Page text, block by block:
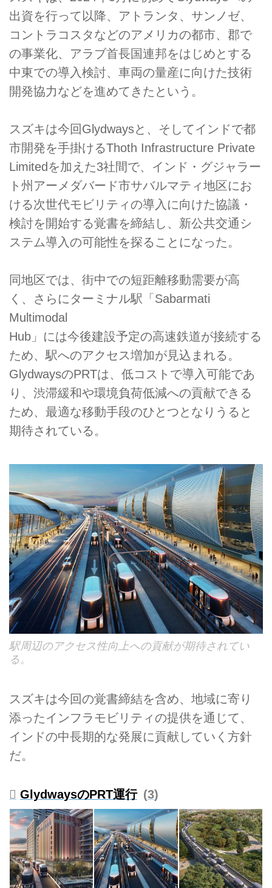
出資を行って以降、アトランタ、サンノゼ、
コントラコスタなどのアメリカの都市、郡で
の事業化、アラブ首長国連邦をはじめとする
中東での導入検討、車両の量産に向けた技術
開発協力などを進めてきたという。
スズキは今回Glydwaysと、そしてインドで都
市開発を手掛けるThoth Infrastructure Private
Limitedを加えた3社間で、インド・グジャラー
ト州アーメダバード市サバルマティ地区にお
ける次世代モビリティの導入に向けた協議・
検討を開始する覚書を締結し、新公共交通シ
ステム導入の可能性を探ることになった。
同地区では、街中での短距離移動需要が高
く、さらにターミナル駅「Sabarmati
Multimodal
Hub」には今後建設予定の高速鉄道が接続する
ため、駅へのアクセス増加が見込まれる。
GlydwaysのPRTは、低コストで導入可能であ
り、渋滞緩和や環境負荷低減への貢献できる
ため、最適な移動手段のひとつとなりうると
期待されている。
駅周辺のアクセス性向上への貢献が期待されてい
る。
スズキは今回の覚書締結を含め、地域に寄り
添ったインフラモビリティの提供を通じて、
インドの中長期的な発展に貢献していく方針
だ。
GlydwaysのPRT運行 3